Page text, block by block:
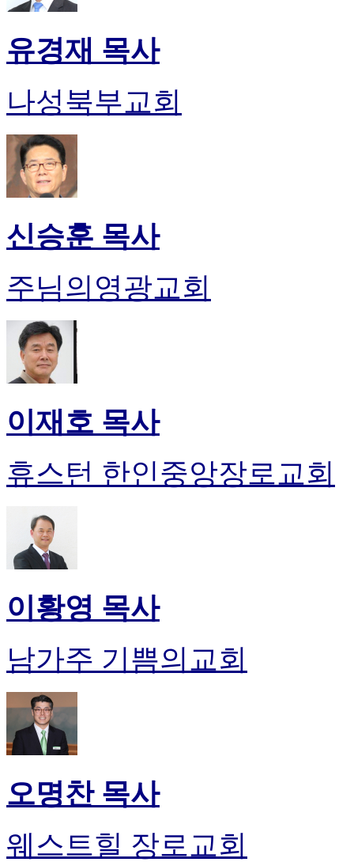
유경재 목사
나성북부교회
신승훈 목사
주님의영광교회
이재호 목사
휴스턴 한인중앙장로교회
이황영 목사
남가주 기쁨의교회
오명찬 목사
웨스트힐 장로교회